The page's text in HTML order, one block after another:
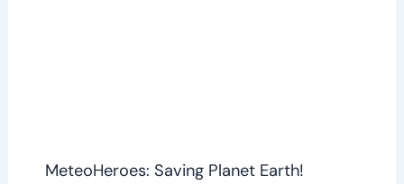
MeteoHeroes: Saving Planet Earth!